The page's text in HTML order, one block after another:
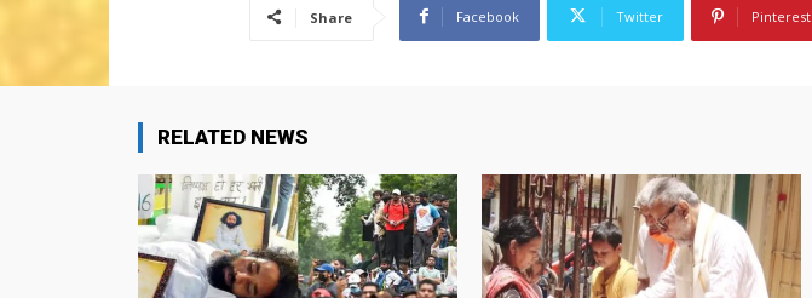
Share Facebook Twitter Pinterest
RELATED NEWS